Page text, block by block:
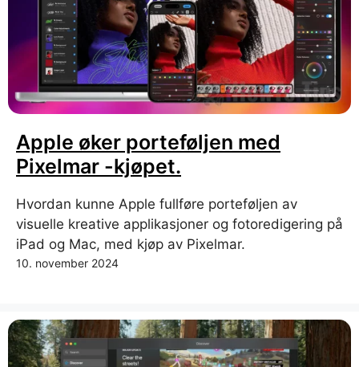
Apple øker porteføljen med
Pixelmar -kjøpet.
Hvordan kunne Apple fullføre porteføljen av
visuelle kreative applikasjoner og fotoredigering på
iPad og Mac, med kjøp av Pixelmar.
10. november 2024